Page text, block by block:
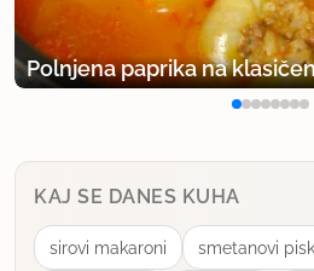
Polnjena paprika na
KAJ SE DANES KUHA
sirovi makaroni smetanovi